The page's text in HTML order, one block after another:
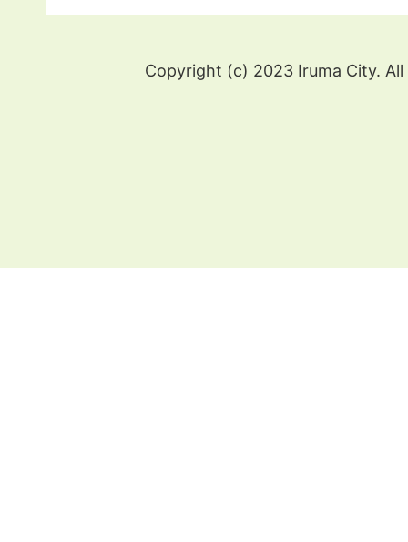
Copyright (c) 2023 Iruma City. All